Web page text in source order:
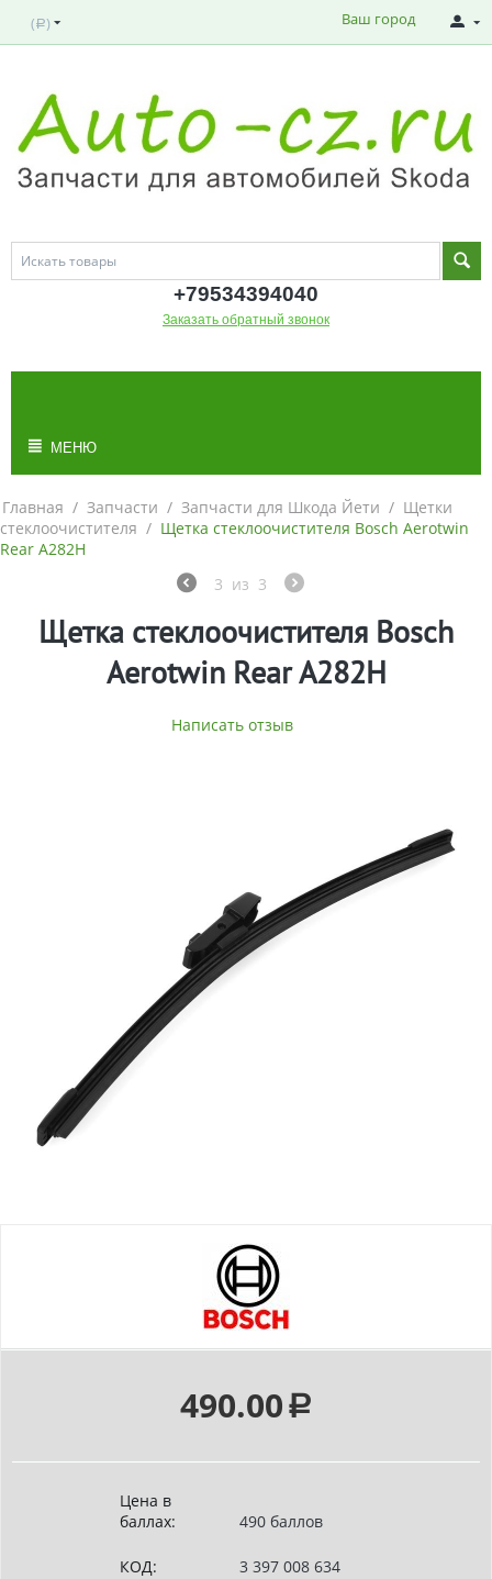
( Р ) Ваш город
+79534394040
Заказать обратный звонок
МЕНЮ
Главная / Запчасти / Запчасти для Шкода Йети / Щетки
стеклоочистителя / Щетка стеклоочистителя Bosch Aerotwin
Rear A282H
3 из 3
Щетка стеклоочистителя Bosch
Aerotwin Rear A282H
Написать отзыв
490.00 Р
Цена в
баллах:
490 баллов
КОД:
3 397 008 634